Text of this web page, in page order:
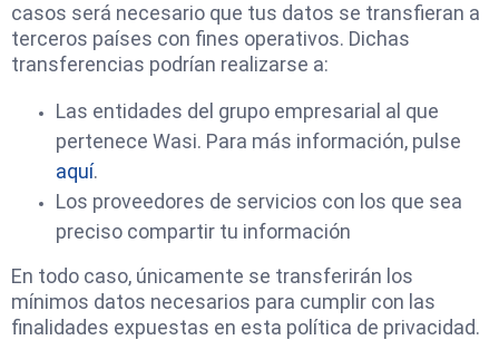
casos será necesario que tus datos se transfieran a
terceros países con fines operativos. Dichas
transferencias podrían realizarse a:
Las entidades del grupo empresarial al que
pertenece Wasi. Para más información, pulse
aquí.
Los proveedores de servicios con los que sea
preciso compartir tu información
En todo caso, únicamente se transferirán los
mínimos datos necesarios para cumplir con las
finalidades expuestas en esta política de privacidad.